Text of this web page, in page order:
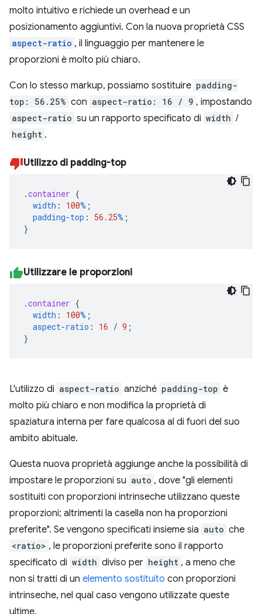
molto intuitivo e richiede un overhead e un
posizionamento aggiuntivi. Con la nuova proprietà CSS
aspect-ratio , il linguaggio per mantenere le
proporzioni è molto più chiaro.
Con lo stesso markup, possiamo sostituire padding-
top: 56.25% con aspect-ratio: 16 / 9 , impostando
aspect-ratio su un rapporto specificato di width /
height .
Utilizzo di padding-top
.container {
width : 100% ;
padding-top : 56.25% ;
}
Utilizzare le proporzioni
.container {
width : 100% ;
aspect-ratio : 16 / 9 ;
}
L'utilizzo di aspect-ratio anziché padding-top è
molto più chiaro e non modifica la proprietà di
spaziatura interna per fare qualcosa al di fuori del suo
ambito abituale.
Questa nuova proprietà aggiunge anche la possibilità di
impostare le proporzioni su auto , dove "gli elementi
sostituiti con proporzioni intrinseche utilizzano queste
proporzioni; altrimenti la casella non ha proporzioni
preferite". Se vengono specificati insieme sia auto che
<ratio> , le proporzioni preferite sono il rapporto
specificato di width diviso per height , a meno che
non si tratti di un elemento sostituito con proporzioni
intrinseche, nel qual caso vengono utilizzate queste